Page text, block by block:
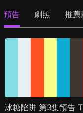
預告 劇照 推薦
冰糖陷阱 第3集預告